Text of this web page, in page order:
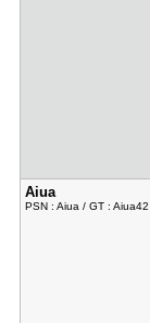
Aiua
PSN : Aiua / GT : Aiua42